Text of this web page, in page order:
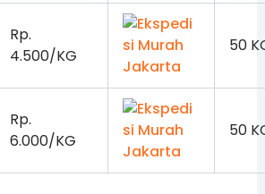
Rp.
4.500/KG
50
Rp.
6.000/KG
50